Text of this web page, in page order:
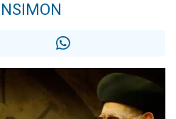
49 places pour étudier en groupe sur Zoom
3 personnes viennent de nous rejoindre sur WhatsApp
viennent de faire un don pour Événements Torah-Box